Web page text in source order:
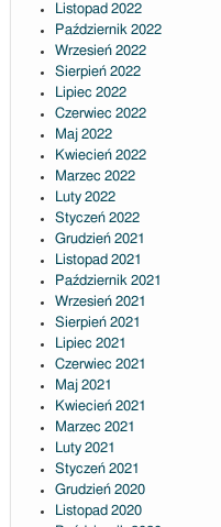
Listopad 2022
Październik 2022
Wrzesień 2022
Sierpień 2022
Lipiec 2022
Czerwiec 2022
Maj 2022
Kwiecień 2022
Marzec 2022
Luty 2022
Styczeń 2022
Grudzień 2021
Listopad 2021
Październik 2021
Wrzesień 2021
Sierpień 2021
Lipiec 2021
Czerwiec 2021
Maj 2021
Kwiecień 2021
Marzec 2021
Luty 2021
Styczeń 2021
Grudzień 2020
Listopad 2020